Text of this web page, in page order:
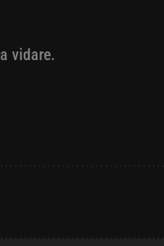
vidare.